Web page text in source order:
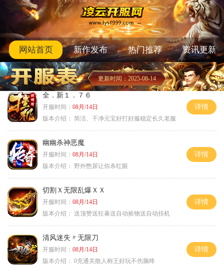
网站首页 新作发布 热门推荐 资讯更新
更新时间：2025-08-14
全．新１．７６
开服时间： 08月/14日
版本介绍： 简洁、干净元宝好打好服稳定长久老服
详情
幽幽杀神恶魔
开服时间： 08月/14日
版本介绍：
野外憋尿让你杀红眼
详情
切割Ｘ无限乱爆ＸＸ
开服时间： 08月/14日
版本介绍： 送顶赞送狂暴送自动捡物送自动挂机
详情
清风迷失〃无限刀
开服时间： 08月/14日
版本介绍： 0充通关散人称王好玩不伤脑终
详情